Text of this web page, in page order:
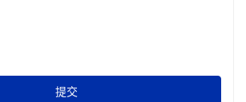
机，接入设备下沉至房间。当业务
时，只需就近拉线部署，无需改动
提交